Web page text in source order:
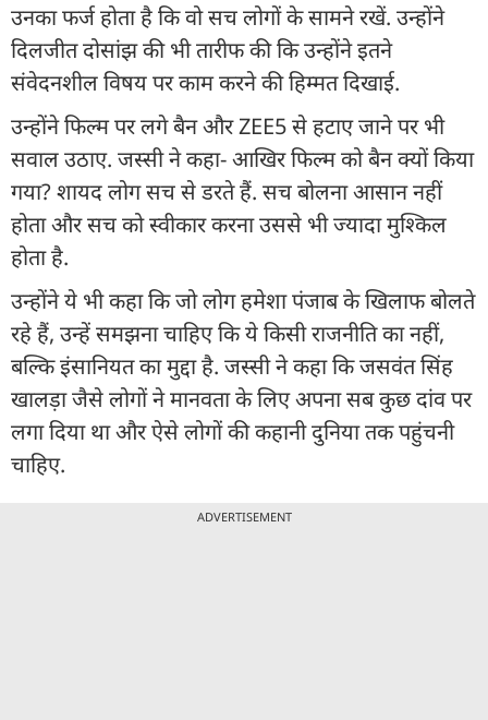
उनका फर्ज होता है कि वो सच लोगों के सामने रखें. उन्होंने
दिलजीत दोसांझ की भी तारीफ की कि उन्होंने इतने
संवेदनशील विषय पर काम करने की हिम्मत दिखाई.
उन्होंने फिल्म पर लगे बैन और ZEE5 से हटाए जाने पर भी
सवाल उठाए. जस्सी ने कहा- आखिर फिल्म को बैन क्यों किया
गया? शायद लोग सच से डरते हैं. सच बोलना आसान नहीं
होता और सच को स्वीकार करना उससे भी ज्यादा मुश्किल
होता है.
उन्होंने ये भी कहा कि जो लोग हमेशा पंजाब के खिलाफ बोलते
रहे हैं, उन्हें समझना चाहिए कि ये किसी राजनीति का नहीं,
बल्कि इंसानियत का मुद्दा है. जस्सी ने कहा कि जसवंत सिंह
खालड़ा जैसे लोगों ने मानवता के लिए अपना सब कुछ दांव पर
लगा दिया था और ऐसे लोगों की कहानी दुनिया तक पहुंचनी
चाहिए.
ADVERTISEMENT